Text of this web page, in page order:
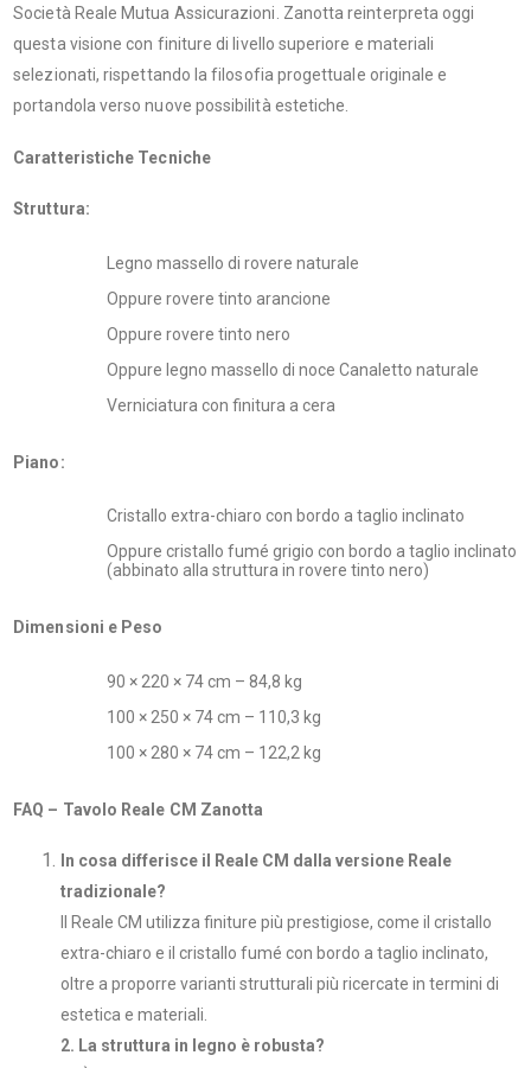
Società Reale Mutua Assicurazioni. Zanotta reinterpreta oggi
questa visione con finiture di livello superiore e materiali
selezionati, rispettando la filosofia progettuale originale e
portandola verso nuove possibilità estetiche.
Caratteristiche Tecniche
Struttura:
Legno massello di rovere naturale
Oppure rovere tinto arancione
Oppure rovere tinto nero
Oppure legno massello di noce Canaletto naturale
Verniciatura con finitura a cera
Piano:
Cristallo extra-chiaro con bordo a taglio inclinato
Oppure cristallo fumé grigio con bordo a taglio inclinato
(abbinato alla struttura in rovere tinto nero)
Dimensioni e Peso
90 × 220 × 74 cm – 84,8 kg
100 × 250 × 74 cm – 110,3 kg
100 × 280 × 74 cm – 122,2 kg
FAQ – Tavolo Reale CM Zanotta
In cosa differisce il Reale CM dalla versione Reale
tradizionale?
Il Reale CM utilizza finiture più prestigiose, come il cristallo
extra-chiaro e il cristallo fumé con bordo a taglio inclinato,
oltre a proporre varianti strutturali più ricercate in termini di
estetica e materiali.
2. La struttura in legno è robusta?